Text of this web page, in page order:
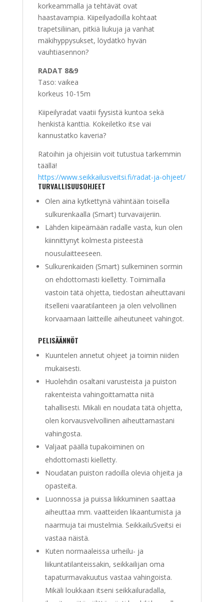
korkeammalla ja tehtävät ovat
haastavampia. Kiipeilyadoilla kohtaat
trapetsiliinan, pitkiä liukuja ja vanhat
mäkihyppysukset, löydätkö hyvän
vauhtiasennon?
RADAT 8&9
Taso: vaikea
korkeus 10-15m
Kiipeilyradat vaatii fyysistä kuntoa sekä
henkistä kanttia. Kokeiletko itse vai
kannustatko kaveria?
Ratoihin ja ohjeisiin voit tutustua tarkemmin
täällä!
https://www.seikkailusveitsi.fi/radat-ja-ohjeet/
TURVAL­LI­SUUS­­OH­JEET
Olen aina kytkettynä vähintään toisella
sulkurenkaalla (Smart) turvavaijeriin.
Lähden kiipeämään radalle vasta, kun olen
kiinnittynyt kolmesta pisteestä
nousulaitteeseen.
Sulkurenkaiden (Smart) sulkeminen sormin
on ehdottomasti kielletty. Toimimalla
vastoin tätä ohjetta, tiedostan aiheuttavani
itselleni vaaratilanteen ja olen velvollinen
korvaamaan laitteille aiheutuneet vahingot.
PELI­SÄÄNNÖT
Kuuntelen annetut ohjeet ja toimin niiden
mukaisesti.
Huolehdin osaltani varusteista ja puiston
rakenteista vahingoittamatta niitä
tahallisesti. Mikäli en noudata tätä ohjetta,
olen korvausvelvollinen aiheuttamastani
vahingosta.
Valjaat päällä tupakoiminen on
ehdottomasti kielletty.
Noudatan puiston radoilla olevia ohjeita ja
opasteita.
Luonnossa ja puissa liikkuminen saattaa
aiheuttaa mm. vaatteiden likaantumista ja
naarmuja tai mustelmia. SeikkailuSveitsi ei
vastaa näistä.
Kuten normaaleissa urheilu- ja
liikuntatilanteissakin, seikkailijan oma
tapaturmavakuutus vastaa vahingoista.
Mikäli loukkaan itseni seikkailuradalla,